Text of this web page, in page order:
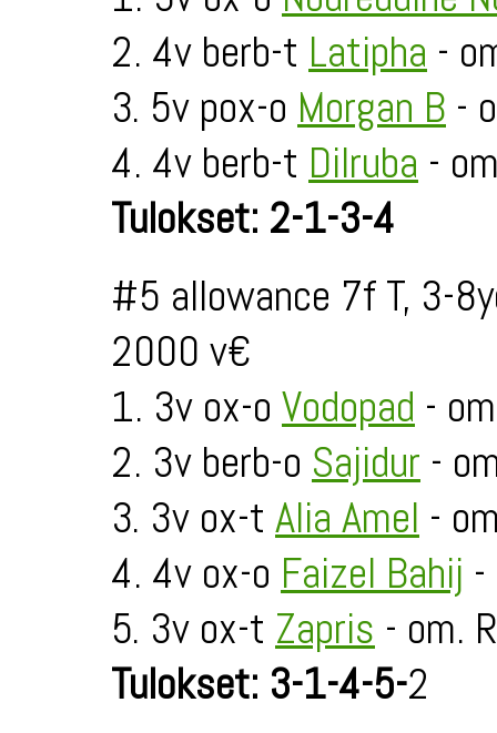
2. 4v berb-t Latipha -
3. 5v pox-o Morgan B -
4. 4v berb-t Dilruba -
Tulokset: 2-1-3-4
#5 allowance 7f T, 3-
2000 v€
1. 3v ox-o Vodopad -
2. 3v berb-o Sajidur -
3. 3v ox-t Alia Amel -
4. 4v ox-o Faizel Bahij
5. 3v ox-t Zapris - om.
Tulokset: 3-1-4-5-2